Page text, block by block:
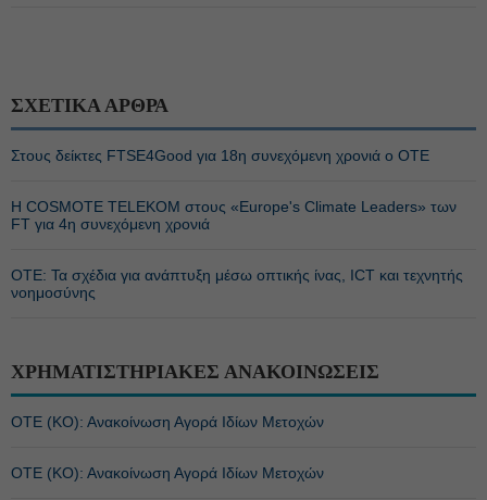
ΣΧΕΤΙΚΑ ΑΡΘΡΑ
Στους δείκτες FTSE4Good για 18η συνεχόμενη χρονιά ο ΟΤΕ
Η COSMOTE TELEKOM στους «Europe's Climate Leaders» των
FT για 4η συνεχόμενη χρονιά
ΟΤΕ: Τα σχέδια για ανάπτυξη μέσω οπτικής ίνας, ICT και τεχνητής
νοημοσύνης
ΧΡΗΜΑΤΙΣΤΗΡΙΑΚΕΣ ΑΝΑΚΟΙΝΩΣΕΙΣ
ΟΤΕ (ΚΟ): Ανακοίνωση Αγορά Ιδίων Μετοχών
ΟΤΕ (ΚΟ): Ανακοίνωση Αγορά Ιδίων Μετοχών